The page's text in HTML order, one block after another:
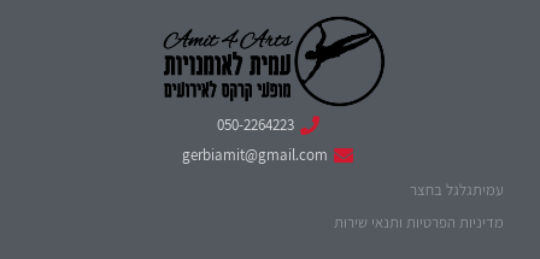
050-2264223
gerbiamit@gmail.com
עמיתגלגל בחצר
מדיניות הפרטיות ותנאי שירות